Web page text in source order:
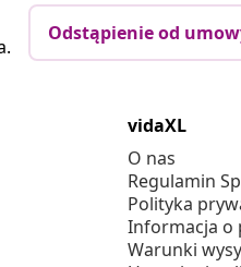
Odstąpienie od
vidaXL
O nas
Regulamin
Polityka
Informacja o
Warunki